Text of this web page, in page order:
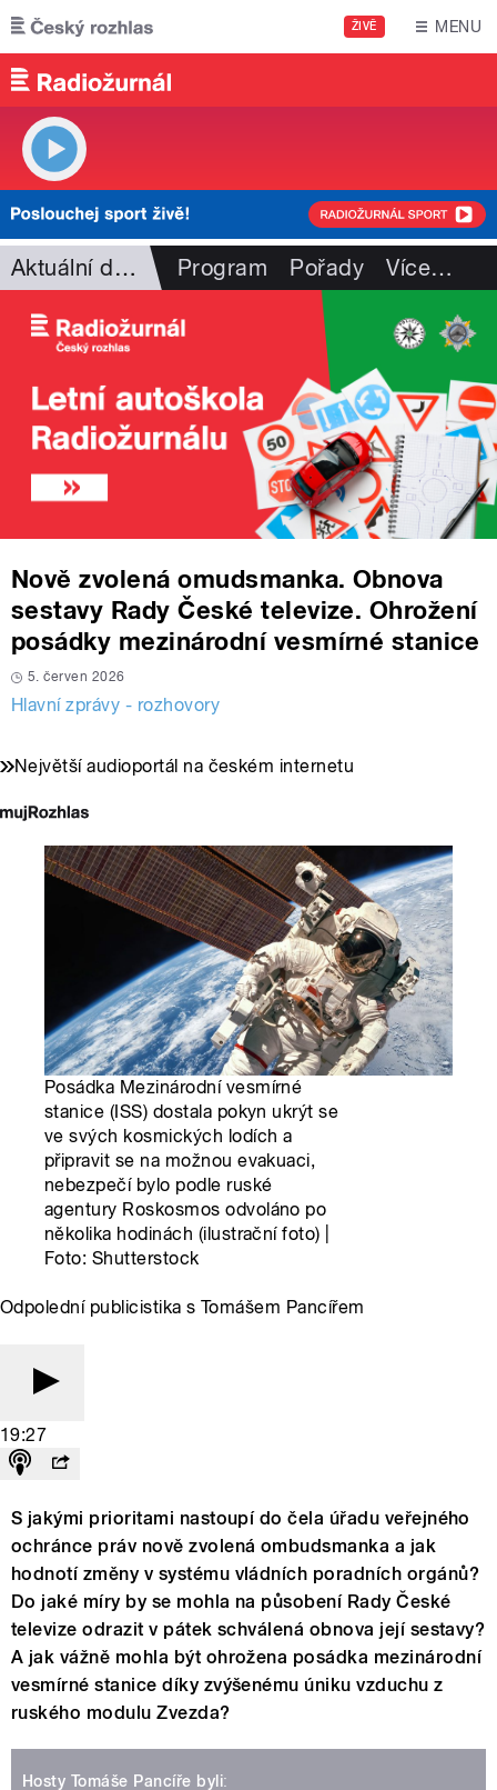
Přejít k hlavnímu obsahu
ŽIVĚ MENU
Aktuální dění Program Pořady Více…
Nově zvolená omudsmanka. Obnova
sestavy Rady České televize. Ohrožení
posádky mezinárodní vesmírné stanice
5. červen 2026
Hlavní zprávy - rozhovory
Největší audioportál na českém internetu
Posádka Mezinárodní vesmírné
stanice (ISS) dostala pokyn ukrýt se
ve svých kosmických lodích a
připravit se na možnou evakuaci,
nebezpečí bylo podle ruské
agentury Roskosmos odvoláno po
několika hodinách (ilustrační foto) |
Foto: Shutterstock
Odpolední publicistika s Tomášem Pancířem
19:27
S jakými prioritami nastoupí do čela úřadu veřejného
ochránce práv nově zvolená ombudsmanka a jak
hodnotí změny v systému vládních poradních orgánů?
Do jaké míry by se mohla na působení Rady České
televize odrazit v pátek schválená obnova její sestavy?
A jak vážně mohla být ohrožena posádka mezinárodní
vesmírné stanice díky zvýšenému úniku vzduchu z
ruského modulu Zvezda?
Hosty Tomáše Pancíře byli: